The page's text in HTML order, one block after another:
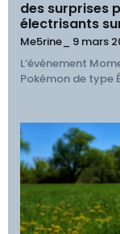
des surprises
électrisants
Me5rine_ 9 mars
L’événement
Pokémon de type